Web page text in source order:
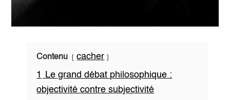
Contenu
cacher
1
Le grand débat philosophique :
objectivité contre subjectivité